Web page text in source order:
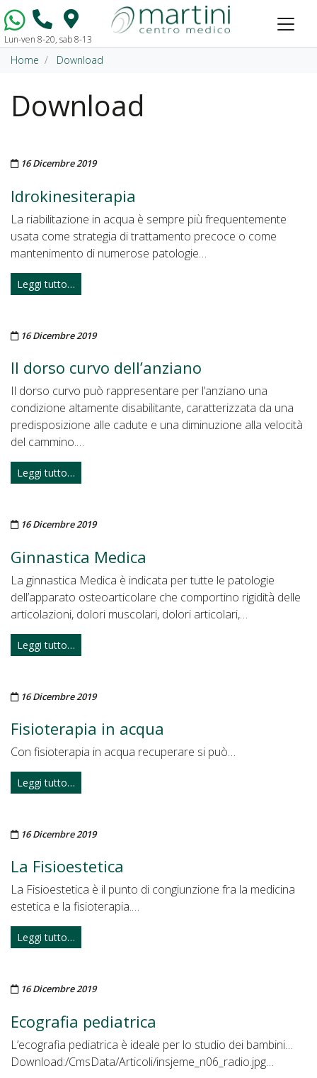
Vai al contenuto
Lun-ven 8-20, sab 8-13
Home Download
Download
Pubblicato il
16 Dicembre 2019
Idrokinesiterapia
La riabilitazione in acqua è sempre più frequentemente
usata come strategia di trattamento precoce o come
mantenimento di numerose patologie…
Leggi tutto…
Pubblicato il
16 Dicembre 2019
Il dorso curvo dell’anziano
Il dorso curvo può rappresentare per l’anziano una
condizione altamente disabilitante, caratterizzata da una
predisposizione alle cadute e una diminuzione alla velocità
del cammino.…
Leggi tutto…
Pubblicato il
16 Dicembre 2019
Ginnastica Medica
La ginnastica Medica è indicata per tutte le patologie
dell’apparato osteoarticolare che comportino rigidità delle
articolazioni, dolori muscolari, dolori articolari,…
Leggi tutto…
Pubblicato il
16 Dicembre 2019
Fisioterapia in acqua
Con fisioterapia in acqua recuperare si può…
Leggi tutto…
Pubblicato il
16 Dicembre 2019
La Fisioestetica
La Fisioestetica è il punto di congiunzione fra la medicina
estetica e la fisioterapia.…
Leggi tutto…
Pubblicato il
16 Dicembre 2019
Ecografia pediatrica
L’ecografia pediatrica è ideale per lo studio dei bambini…
Download:/CmsData/Articoli/insjeme_n06_radio.jpg…